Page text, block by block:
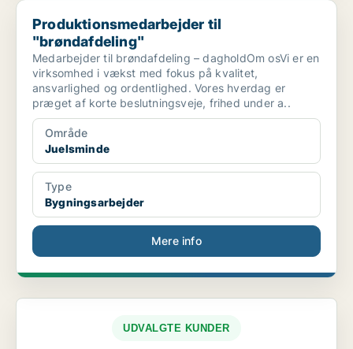
Produktionsmedarbejder til "brøndafdeling"
Produktionsmedarbejder til
"brøndafdeling"
Medarbejder til brøndafdeling – dagholdOm osVi er en
virksomhed i vækst med fokus på kvalitet,
ansvarlighed og ordentlighed. Vores hverdag er
præget af korte beslutningsveje, frihed under a..
Område
Juelsminde
Type
Bygningsarbejder
Mere info
UDVALGTE KUNDER